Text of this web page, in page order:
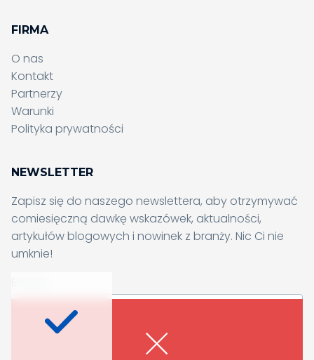
FIRMA
O nas
Kontakt
Partnerzy
Warunki
Polityka prywatności
NEWSLETTER
Zapisz się do naszego newslettera, aby otrzymywać
comiesięczną dawkę wskazówek, aktualności,
artykułów blogowych i nowinek z branży. Nic Ci nie
umknie!
Wyrażam zgodę na otrzymywanie newslettera oraz innych
materiałów biznesowych i marketingowych. Wiem, że w każdej
Wysyłanie formularza, proszę
więcej?
Zapisz się do naszego newslettera, a co
miesiąc otrzymasz świeżą dawkę inspiracji,